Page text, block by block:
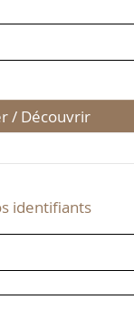
/ Découvrir
identifiants